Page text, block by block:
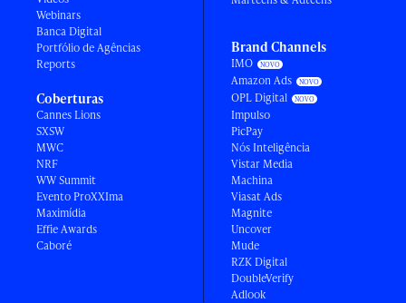
Webinars
Banca Digital
Portfólio de Agências
Reports
Coberturas
Cannes Lions
SXSW
MWC
NRF
WW Summit
Evento ProXXIma
Maximídia
Effie Awards
Caboré
Brand Channels
IMO
Amazon Ads
OPL Digital
Impulso
PicPay
Nós Inteligência
Vistar Media
Machina
Viasat Ads
Magnite
Uncover
Mude
RZK Digital
DoubleVerify
Adlook